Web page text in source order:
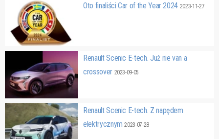
Oto finaliści Car of the Year 2024 2023-11-27
Renault Scenic E-tech. Już nie van a
crossover 2023-09-05
Renault Scenic E-tech. Z napędem
elektrycznym2023-07-28